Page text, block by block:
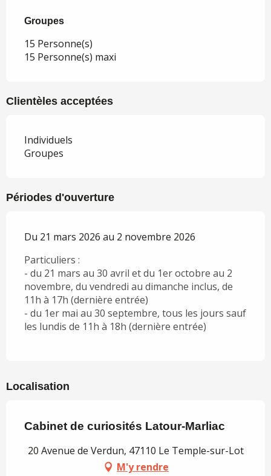
Groupes
Groupes
15 Personne(s)
15 Personne(s) maxi
Clientèles acceptées
Individuels
Groupes
Périodes d'ouverture
Du 21 mars 2026 au 2 novembre 2026
Particuliers :
- du 21 mars au 30 avril et du 1er octobre au 2
novembre, du vendredi au dimanche inclus, de
11h à 17h (dernière entrée)
- du 1er mai au 30 septembre, tous les jours sauf
les lundis de 11h à 18h (dernière entrée)
Localisation
Cabinet de curiosités Latour-Marliac
20 Avenue de Verdun, 47110 Le Temple-sur-Lot
M'y rendre